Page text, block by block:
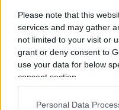
Please note that this
services and may gather
not limited to your visit or
grant or deny consent to
use your data for below
consent section.
Personal Data
questione di
contrasto con il
dalla Costituzione.
benestante potrebbe
vezzo di insultare
farla sempre franca.